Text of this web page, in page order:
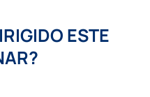
ESTE